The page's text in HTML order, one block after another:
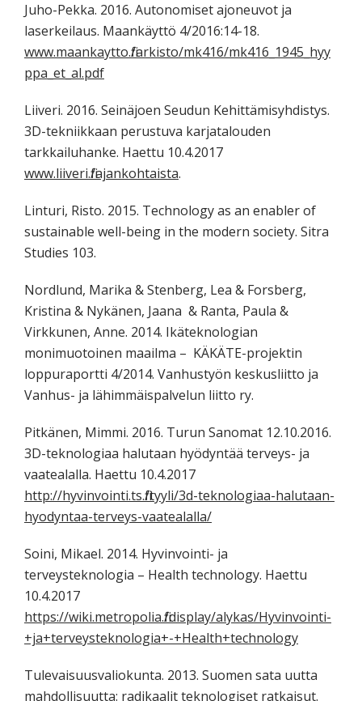
Juho-Pekka. 2016. Autonomiset ajoneuvot ja
laserkeilaus. Maankäyttö 4/2016:14-18.
www.maankaytto.fi/arkisto/mk416/mk416_1945_hyy
ppa_et_al.pdf
Liiveri. 2016. Seinäjoen Seudun Kehittämisyhdistys.
3D-tekniikkaan perustuva karjatalouden
tarkkailuhanke. Haettu 10.4.2017
www.liiveri.fi/ajankohtaista.
Linturi, Risto. 2015. Technology as an enabler of
sustainable well-being in the modern society. Sitra
Studies 103.
Nordlund, Marika & Stenberg, Lea & Forsberg,
Kristina & Nykänen, Jaana & Ranta, Paula &
Virkkunen, Anne. 2014. Ikäteknologian
monimuotoinen maailma – KÄKÄTE-projektin
loppuraportti 4/2014. Vanhustyön keskusliitto ja
Vanhus- ja lähimmäispalvelun liitto ry.
Pitkänen, Mimmi. 2016. Turun Sanomat 12.10.2016.
3D-teknologiaa halutaan hyödyntää terveys- ja
vaatealalla. Haettu 10.4.2017
http://hyvinvointi.ts.fi/tyyli/3d-teknologiaa-halutaan-
hyodyntaa-terveys-vaatealalla/
Soini, Mikael. 2014. Hyvinvointi- ja
terveysteknologia – Health technology. Haettu
10.4.2017
https://wiki.metropolia.fi/display/alykas/Hyvinvointi-
+ja+terveysteknologia+-+Health+technology
Tulevaisuusvaliokunta. 2013. Suomen sata uutta
mahdollisuutta: radikaalit teknologiset ratkaisut.